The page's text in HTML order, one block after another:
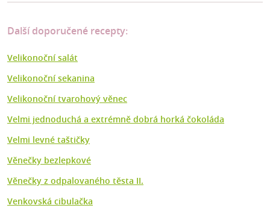
Další doporučené recepty:
Velikonoční salát
Velikonoční sekanina
Velikonoční tvarohový věnec
Velmi jednoduchá a extrémně dobrá horká čokoláda
Velmi levné taštičky
Věnečky bezlepkové
Věnečky z odpalovaného těsta II.
Venkovská cibulačka